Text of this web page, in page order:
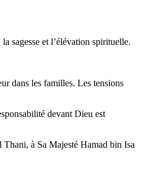
sagesse et l’élévation spirituelle.
dans les familles. Les tensions
devant Dieu est
à Sa Majesté Hamad bin Isa